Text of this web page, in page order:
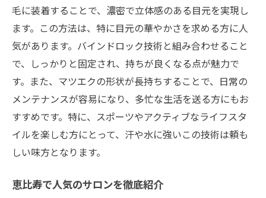
毛に装着することで、濃密で立体感のある目元を実現し
ます。この方法は、特に目元の華やかさを求める方に人
気があります。バインドロック技術と組み合わせること
で、しっかりと固定され、持ちが良くなる点が魅力で
す。また、マツエクの形状が長持ちすることで、日常の
メンテナンスが容易になり、多忙な生活を送る方にもお
すすめです。特に、スポーツやアクティブなライフスタ
イルを楽しむ方にとって、汗や水に強いこの技術は頼も
しい味方となります。
恵比寿で人気のサロンを徹底紹介